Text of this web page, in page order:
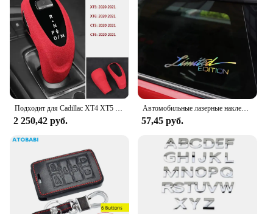
Подходит для Cadillac XT4 XT5 XT6 CT5 CT6 2020 2021, автомобильный рычаг переключения передач, ручка переключения передач, крышка автомобиля, внутренняя отделка, замшевая оболочка
2 250,42 руб.
Автомобильные лазерные наклейки, ограниченный выпуск, английские буквы, украшение передней части автомобиля, Светоотражающая наклейка, стикер для стайлинга автомобиля, автомобильные наклейки 16*4 см
57,45 руб.